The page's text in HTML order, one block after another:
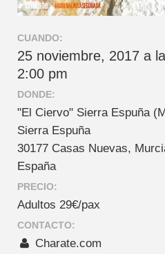
CUANDO:
25 noviembre, 2017 a
2:00 pm
DONDE:
"El Ciervo" Sierra Espuña
Sierra Espuña
30177 Casas Nuevas,
España
PRECIO:
Adultos 29€/pax
CONTACTO:
Charate.com